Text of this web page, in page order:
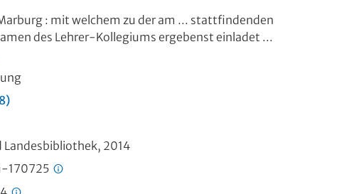
: mit welchem zu der am ... stattfindenden
des Lehrer-Kollegiums ergebenst einladet ...
2014
170725